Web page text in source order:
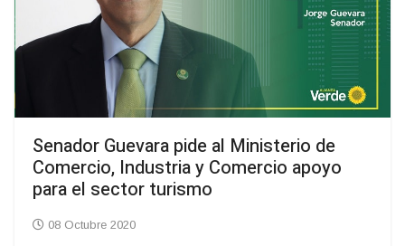
Senador Guevara pide al Ministerio de
Comercio, Industria y Comercio apoyo
para el sector turismo
08 Octubre 2020